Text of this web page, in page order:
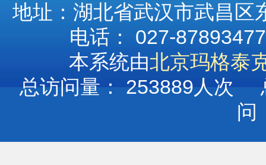
地址：湖北省武汉市武昌
电话： 027-
本系统由北京玛格泰
总访问量： 253889人次
问